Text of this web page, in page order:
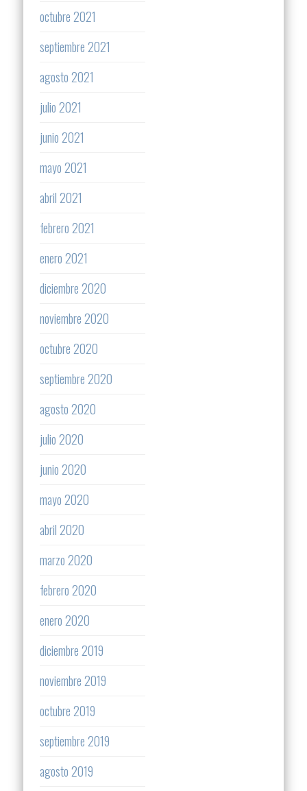
octubre 2021
septiembre 2021
agosto 2021
julio 2021
junio 2021
mayo 2021
abril 2021
febrero 2021
enero 2021
diciembre 2020
noviembre 2020
octubre 2020
septiembre 2020
agosto 2020
julio 2020
junio 2020
mayo 2020
abril 2020
marzo 2020
febrero 2020
enero 2020
diciembre 2019
noviembre 2019
octubre 2019
septiembre 2019
agosto 2019